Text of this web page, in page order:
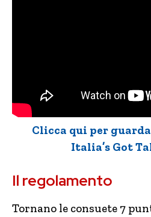
Clicca qui per
Italia’s Got
Il regolamento
Tornano le consuete 7